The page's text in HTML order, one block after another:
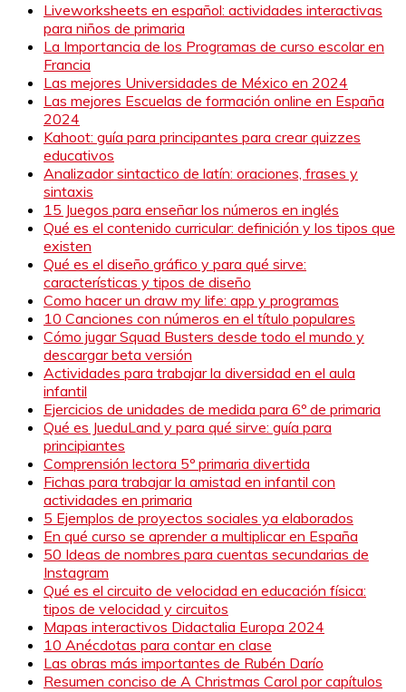
Liveworksheets en español: actividades interactivas
para niños de primaria
La Importancia de los Programas de curso escolar en
Francia
Las mejores Universidades de México en 2024
Las mejores Escuelas de formación online en España
2024
Kahoot: guía para principantes para crear quizzes
educativos
Analizador sintactico de latín: oraciones, frases y
sintaxis
15 Juegos para enseñar los números en inglés
Qué es el contenido curricular: definición y los tipos que
existen
Qué es el diseño gráfico y para qué sirve:
características y tipos de diseño
Como hacer un draw my life: app y programas
10 Canciones con números en el título populares
Cómo jugar Squad Busters desde todo el mundo y
descargar beta versión
Actividades para trabajar la diversidad en el aula
infantil
Ejercicios de unidades de medida para 6º de primaria
Qué es JueduLand y para qué sirve: guía para
principiantes
Comprensión lectora 5º primaria divertida
Fichas para trabajar la amistad en infantil con
actividades en primaria
5 Ejemplos de proyectos sociales ya elaborados
En qué curso se aprender a multiplicar en España
50 Ideas de nombres para cuentas secundarias de
Instagram
Qué es el circuito de velocidad en educación física:
tipos de velocidad y circuitos
Mapas interactivos Didactalia Europa 2024
10 Anécdotas para contar en clase
Las obras más importantes de Rubén Darío
Resumen conciso de A Christmas Carol por capítulos